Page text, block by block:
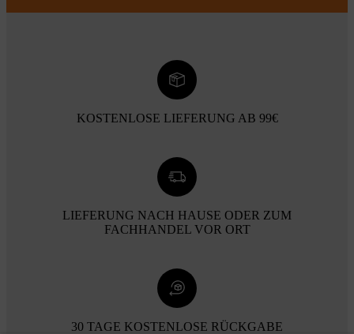
KOSTENLOSE LIEFERUNG AB 99€
LIEFERUNG NACH HAUSE ODER ZUM
FACHHANDEL VOR ORT
30 TAGE KOSTENLOSE RÜCKGABE